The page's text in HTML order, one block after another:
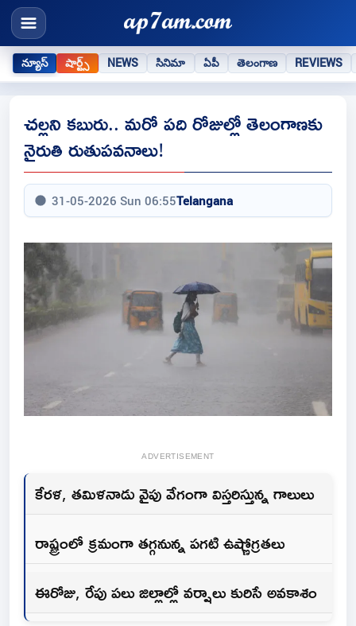
న్యూస్ షార్ట్స్ NEWS సినిమా ఏపీ తెలంగాణ REVIEWS
చల్లని కబురు.. మరో పది రోజుల్లో తెలంగాణకు
నైరుతి రుతుపవనాలు!
31-05-2026 Sun 06:55Telangana
ADVERTISEMENT
కేరళ, తమిళనాడు వైపు వేగంగా విస్తరిస్తున్న గాలులు
రాష్ట్రంలో క్రమంగా తగ్గనున్న పగటి ఉష్ణోగ్రతలు
ఈరోజు, రేపు పలు జిల్లాల్లో వర్షాలు కురిసే అవకాశం